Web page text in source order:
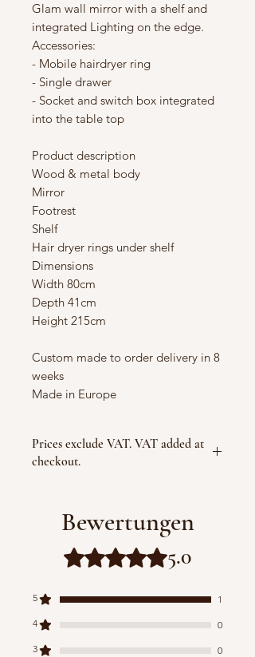
Glam wall mirror with a shelf and
integrated Lighting on the edge.
Accessories:
- Mobile hairdryer ring
- Single drawer
- Socket and switch box integrated
into the table top
Product description
Wood & metal body
Mirror
Footrest
Shelf
Hair dryer rings under shelf
Dimensions
Width 80cm
Depth 41cm
Height 215cm
Custom made to order delivery in 8
weeks
Made in Europe
Prices exclude VAT. VAT added at
checkout.
Bewertungen
Mit 5 von 5 Sternen bewertet.
5.0
5
1
4
0
3
0